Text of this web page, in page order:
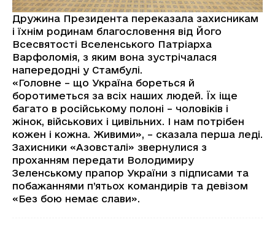
Дружина Президента переказала захисникам
і їхнім родинам благословення від Його
Всесвятості Вселенського Патріарха
Варфоломія, з яким вона зустрічалася
напередодні у Стамбулі.
«Головне – що Україна бореться й
боротиметься за всіх наших людей. Їх іще
багато в російському полоні – чоловіків і
жінок, військових і цивільних. І нам потрібен
кожен і кожна. Живими», – сказала перша леді.
Захисники «Азовсталі» звернулися з
проханням передати Володимиру
Зеленському прапор України з підписами та
побажаннями п’ятьох командирів та девізом
«Без бою немає слави».